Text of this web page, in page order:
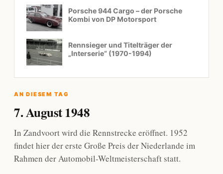
Porsche 944 Cargo – der Porsche
Kombi von DP Motorsport
Rennsieger und Titelträger der
„Interserie“ (1970-1994)
AN DIESEM TAG
7. August 1948
In Zandvoort wird die Rennstrecke eröffnet. 1952
findet hier der erste Große Preis der Niederlande im
Rahmen der Automobil-Weltmeisterschaft statt.